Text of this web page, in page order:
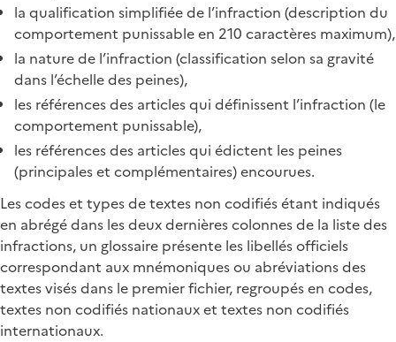
la qualification simplifiée de l’infraction (description du
comportement punissable en 210 caractères maximum),
la nature de l’infraction (classification selon sa gravité
dans l’échelle des peines),
les références des articles qui définissent l’infraction (le
comportement punissable),
les références des articles qui édictent les peines
(principales et complémentaires) encourues.
Les codes et types de textes non codifiés étant indiqués
en abrégé dans les deux dernières colonnes de la liste des
infractions, un glossaire présente les libellés officiels
correspondant aux mnémoniques ou abréviations des
textes visés dans le premier fichier, regroupés en codes,
textes non codifiés nationaux et textes non codifiés
internationaux.